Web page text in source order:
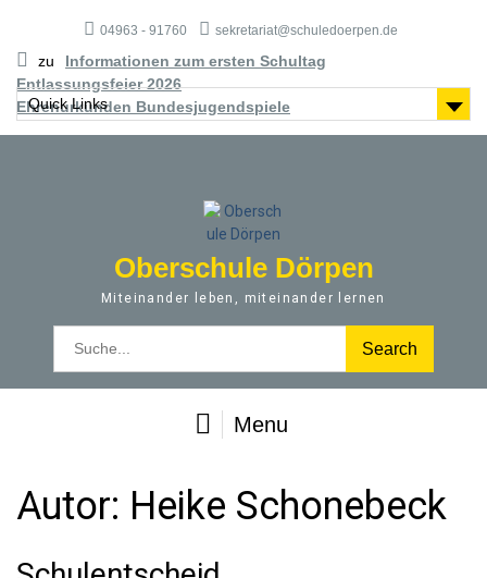
04963 - 91760 sekretariat@schuledoerpen.de
zu
Informationen zum ersten Schultag
Entlassungsfeier 2026
Ehrenurkunden Bundesjugendspiele
Quick Links
Oberschule Dörpen
Miteinander leben, miteinander lernen
o
r
Menu
Autor: Heike Schonebeck